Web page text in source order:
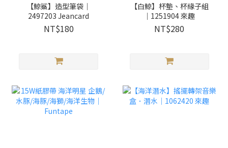
【鯨鯊】造型筆袋｜
2497203 Jeancard
NT$180
【白鯨】杯墊、杯緣子組
｜1251904 來趣
NT$280